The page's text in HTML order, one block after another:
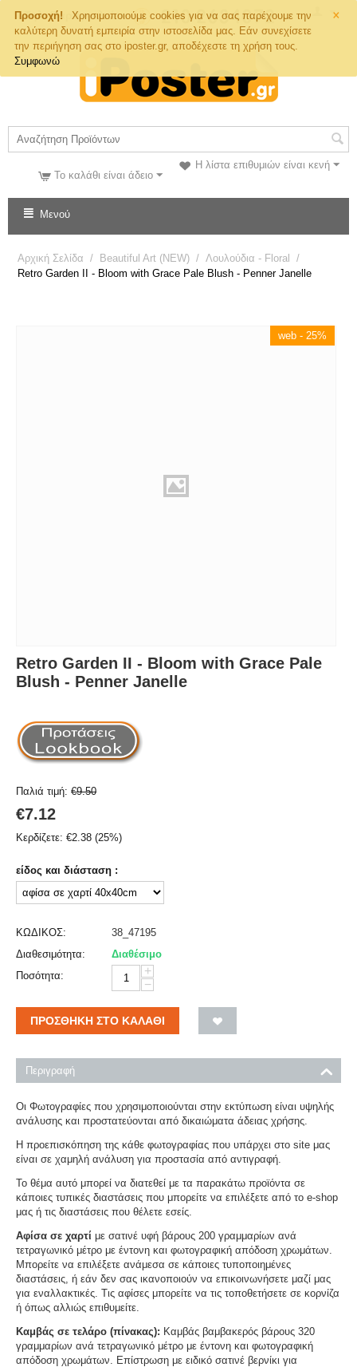
×
Προσοχή!
Χρησιμοποιούμε cookies για να σας παρέχουμε την
καλύτερη δυνατή εμπειρία στην ιστοσελίδα μας. Εάν συνεχίσετε
την περιήγηση σας στο iposter.gr, αποδέχεστε τη χρήση τους.
Συμφωνώ
Τηλ. Παραγγελιών
Η λίστα επιθυμιών είναι κενή
Το καλάθι είναι άδειο
Μενού
Αρχική Σελίδα / Beautiful Art (NEW) / Λουλούδια - Floral
/
Retro Garden II - Bloom with Grace Pale Blush - Penner Janelle
web - 25%
Retro Garden II - Bloom with Grace Pale
Blush - Penner Janelle
Παλιά τιμή: €9.50
€7.12
Κερδίζετε: €2.38 (25%)
είδος και διάσταση :
ΚΩΔΙΚΟΣ:
38_47195
Διαθεσιμότητα:
Διαθέσιμο
Ποσότητα:
+
−
ΠΡΟΣΘΉΚΗ ΣΤΟ ΚΑΛΆΘΙ
Περιγραφή
Οι Φωτογραφίες που χρησιμοποιούνται στην εκτύπωση είναι υψηλής
ανάλυσης και προστατεύονται από δικαιώματα άδειας χρήσης.
Η προεπισκόπηση της κάθε φωτογραφίας που υπάρχει στο site μας
είναι σε χαμηλή ανάλυση για προστασία από αντιγραφή.
Το θέμα αυτό μπορεί να διατεθεί με τα παρακάτω προϊόντα σε
κάποιες τυπικές διαστάσεις που μπορείτε να επιλέξετε από το e-shop
μας ή τις διαστάσεις που θέλετε εσείς.
Αφίσα σε χαρτί με σατινέ υφή βάρους 200 γραμμαρίων ανά
τετραγωνικό μέτρο με έντονη και φωτογραφική απόδοση χρωμάτων.
Μπορείτε να επιλέξετε ανάμεσα σε κάποιες τυποποιημένες
διαστάσεις, ή εάν δεν σας ικανοποιούν να επικοινωνήσετε μαζί μας
για εναλλακτικές. Τις αφίσες μπορείτε να τις τοποθετήσετε σε κορνίζα
ή όπως αλλιώς επιθυμείτε.
Καμβάς σε τελάρο (πίνακας): Καμβάς βαμβακερός βάρους 320
γραμμαρίων ανά τετραγωνικό μέτρο με έντονη και φωτογραφική
απόδοση χρωμάτων. Επίστρωση με ειδικό σατινέ βερνίκι για